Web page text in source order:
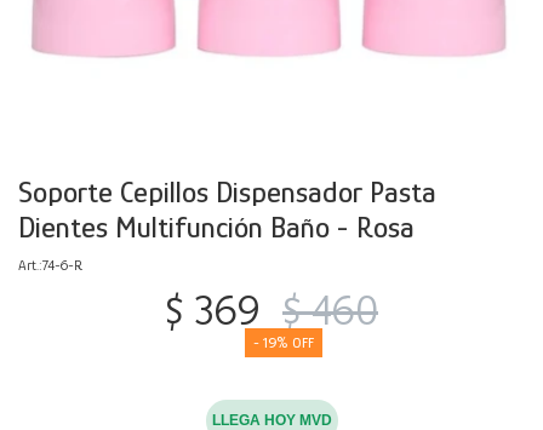
Soporte Cepillos Dispensador Pasta
Dientes Multifunción Baño - Rosa
74-6-R
$ 369 $ 460
19
LLEGA HOY MVD
Acolchados y Frazadas
Decoración
Accesorios